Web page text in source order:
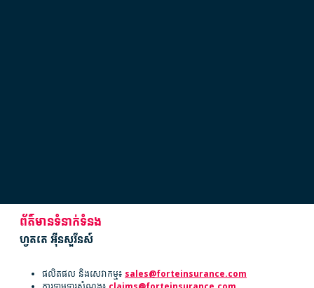
ព័ត៌មានទំនាក់ទំនង
ហ្វតតេ អ៊ីនសួរឹនស៍
ផលិតផល និងសេវាកម្ម៖ sales@forteinsurance.com